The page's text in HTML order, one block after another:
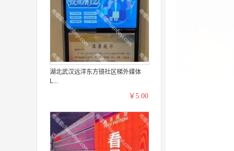
湖北武汉远洋东方镜社区梯外媒体
L...
￥5.00